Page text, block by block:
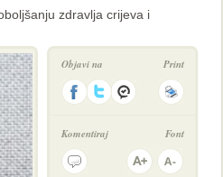
zdravlja crijeva i
Objavi na Print
Komentiraj Fontprethodno